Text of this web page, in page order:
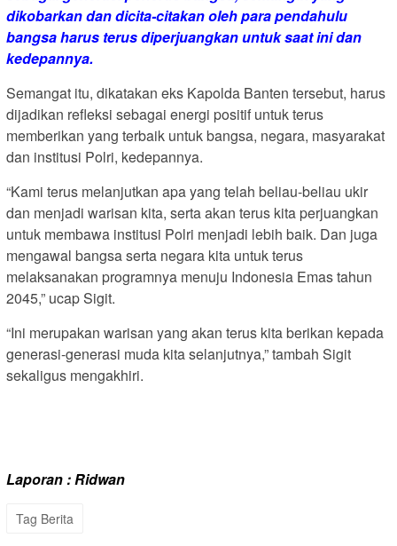
dikobarkan dan dicita-citakan oleh para pendahulu
bangsa harus terus diperjuangkan untuk saat ini dan
kedepannya.
Semangat itu, dikatakan eks Kapolda Banten tersebut, harus
dijadikan refleksi sebagai energi positif untuk terus
memberikan yang terbaik untuk bangsa, negara, masyarakat
dan institusi Polri, kedepannya.
“Kami terus melanjutkan apa yang telah beliau-beliau ukir
dan menjadi warisan kita, serta akan terus kita perjuangkan
untuk membawa institusi Polri menjadi lebih baik. Dan juga
mengawal bangsa serta negara kita untuk terus
melaksanakan programnya menuju Indonesia Emas tahun
2045,” ucap Sigit.
“Ini merupakan warisan yang akan terus kita berikan kepada
generasi-generasi muda kita selanjutnya,” tambah Sigit
sekaligus mengakhiri.
Laporan : Ridwan
Tag Berita